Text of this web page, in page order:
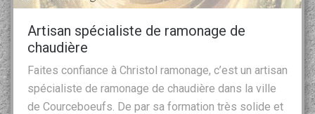
Artisan spécialiste de ramonage de
chaudière
Faites confiance à Christol ramonage, c’est un artisan
spécialiste de ramonage de chaudière dans la ville
de Courceboeufs. De par sa formation très solide et